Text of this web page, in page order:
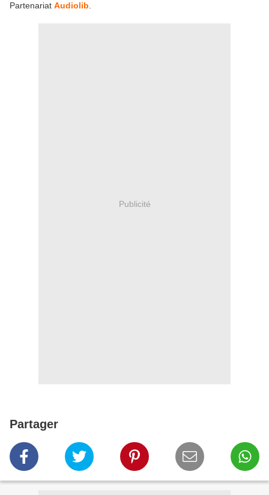
Partenariat Audiolib
Publicité
Partager